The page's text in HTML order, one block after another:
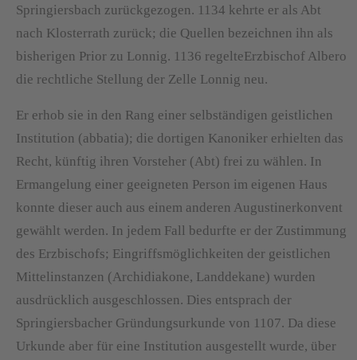
Springiersbach zurückgezogen. 1134 kehrte er als Abt
nach Klosterrath zurück; die Quellen bezeichnen ihn als
bisherigen Prior zu Lonnig. 1136 regelteErzbischof Albero
die rechtliche Stellung der Zelle Lonnig neu.
Er erhob sie in den Rang einer selbständigen geistlichen
Institution (abbatia); die dortigen Kanoniker erhielten das
Recht, künftig ihren Vorsteher (Abt) frei zu wählen. In
Ermangelung einer geeigneten Person im eigenen Haus
konnte dieser auch aus einem anderen Augustinerkonvent
gewählt werden. In jedem Fall bedurfte er der Zustimmung
des Erzbischofs; Eingriffsmöglichkeiten der geistlichen
Mittelinstanzen (Archidiakone, Landdekane) wurden
ausdrücklich ausgeschlossen. Dies entsprach der
Springiersbacher Gründungsurkunde von 1107. Da diese
Urkunde aber für eine Institution ausgestellt wurde, über